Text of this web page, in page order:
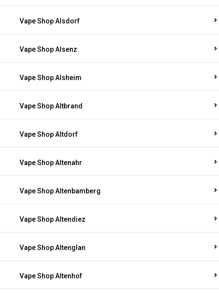
Vape Shop Alsdorf
Vape Shop Alsenz
Vape Shop Alsheim
Vape Shop Altbrand
Vape Shop Altdorf
Vape Shop Altenahr
Vape Shop Altenbamberg
Vape Shop Altendiez
Vape Shop Altenglan
Vape Shop Altenhof